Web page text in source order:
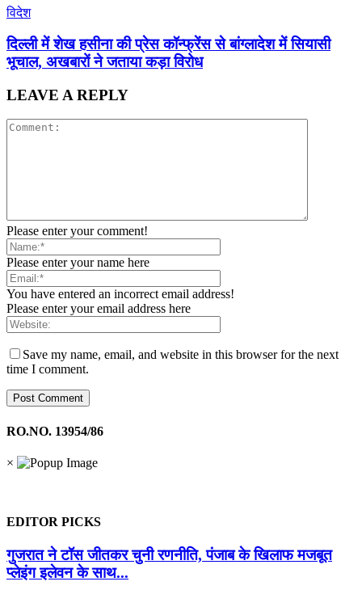
विदेश
दिल्ली में शेख हसीना की प्रेस कॉन्फ्रेंस से बांग्लादेश में सियासी
भूचाल, अखबारों ने जताया कड़ा विरोध
LEAVE A REPLY
Please enter your comment!
Please enter your name here
You have entered an incorrect email address!
Please enter your email address here
Save my name, email, and website in this browser for the next
time I comment.
RO.NO. 13954/86
×
EDITOR PICKS
गुजरात ने टॉस जीतकर चुनी रणनीति, पंजाब के खिलाफ मजबूत
प्लेइंग इलेवन के साथ...